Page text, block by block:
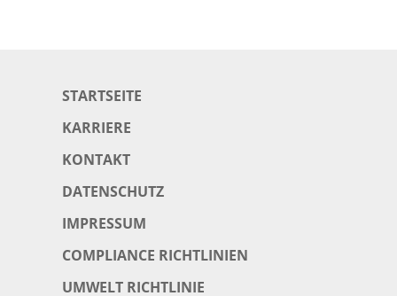
STARTSEITE
KARRIERE
KONTAKT
DATENSCHUTZ
IMPRESSUM
COMPLIANCE RICHTLINIEN
UMWELT RICHTLINIE